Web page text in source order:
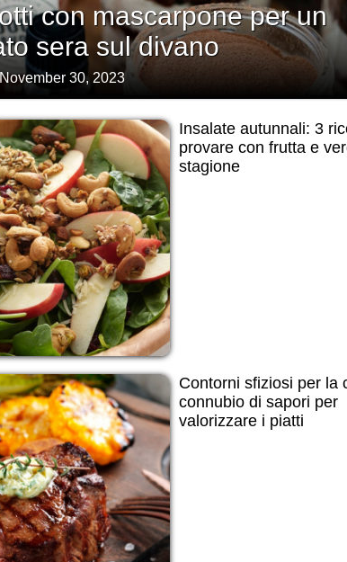
con mascarpone per un
sera sul divano
November 30, 2023
Insalate autunnali: 3
provare con frutta e
stagione
Contorni sfiziosi per la
connubio di sapori per
valorizzare i piatti